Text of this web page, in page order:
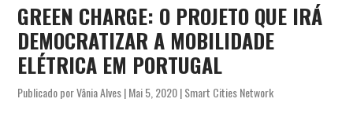
GREEN CHARGE: O PROJETO QUE IRÁ
DEMOCRATIZAR A MOBILIDADE
ELÉTRICA EM PORTUGAL
Publicado porVânia Alves|Mai 5, 2020|Smart Cities Network